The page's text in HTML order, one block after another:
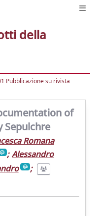
della
Pubblicazione su rivista
of
Sepulchre
Romana
; Alessandro
;